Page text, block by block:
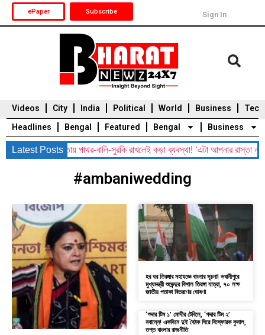
ePaper Subscribe Sign In
Videos City India Political World Business
Tech
Headlines
Bengal Featured Bengal
Durga Puja 2025
Business
Auto
Latest Posts
রাস্তায় পাথর-বালি-সুরকি রাখলেই কড়া ব্যবস্থা! ‘এটা আপনার রাস্তা নয়,
#ambaniwedding
হর ঘর তিরঙ্গার মহাযজ্ঞে বাংলার সূচনা! ভবানীপুরে
মুখ্যমন্ত্রী শুভেন্দুর বিশাল তিরঙ্গা যাত্রা, ৭০ লক্ষ
জাতীয় পতাকা বিতরণের ঘোষণা
‘গদ্দার টিম ১’ মোদীর টেবিলে, ‘গদ্দার টিম ২’
নবান্নে! একদিনে দুই বৈঠক ঘিরে বিস্ফোরক কুনাল,
তপ্ত বাংলার রাজনীতি